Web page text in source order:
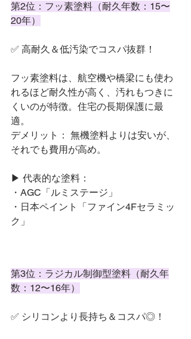
第2位：フッ素塗料（耐久年数：15〜
20年）
✅ 高耐久＆低汚染でコスパ抜群！
フッ素塗料は、航空機や橋梁にも使わ
れるほど耐久性が高く、汚れもつきに
くいのが特徴。住宅の長期保護に最
適。
デメリット： 無機塗料よりは安いが、
それでも費用が高め。
▶ 代表的な塗料：
・AGC「ルミステージ」
・日本ペイント「ファイン4Fセラミッ
ク」
第3位：ラジカル制御型塗料（耐久年
数：12〜16年）
✅ シリコンより長持ち＆コスパ◎！